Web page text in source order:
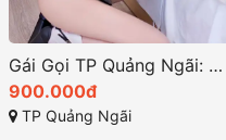
Gái Gọi TP Quảng Ngãi: Hướng Dẫn và Đánh Giá Chi Tiết
900.000đ
TP Quảng Ngãi